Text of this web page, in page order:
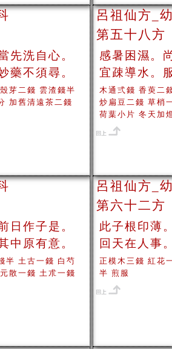
先洗自心。
藥不須尋。
芽二錢 雲渣錢半
加舊清遠茶二錢
呂祖仙方_
第五十八方
感暑困濕。
宜疎導水。
木通弍錢 香萸二
炒扁豆二錢 草梢
荷葉小片 冬天加
日作子是。
中原有意。
半 土古一錢 白芍
散一錢 土朮一錢
呂祖仙方_
第六十二方
此子根印薄
回天在人事
正模木三錢 紅花
半 煎服